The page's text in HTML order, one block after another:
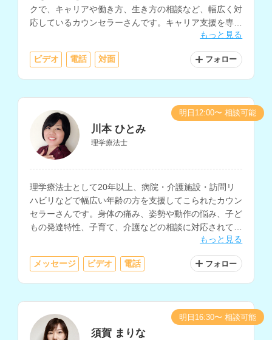
クで、キャリアや働き方、生き方の相談など、幅広く対
応しているカウンセラーさんです。キャリア支援を専門
としつつ、うつ的な不調や職場の人間関係、復職支援に
もっと見る
ビデオ 電話 対面 フォロー
川本 ひとみ
理学療法士
理学療法士として20年以上、病院・介護施設・訪問リ
ハビリなどで幅広い年齢の方を支援してこられたカウン
セラーさんです。身体の痛み、姿勢や動作の悩み、子ど
もの発達特性、子育て、介護などの相談に対応されてい
もっと見る
メッセージ ビデオ 電話 フォロー
明日12:00〜 相談可能
須賀 まりな
明日16:30〜 相談可能